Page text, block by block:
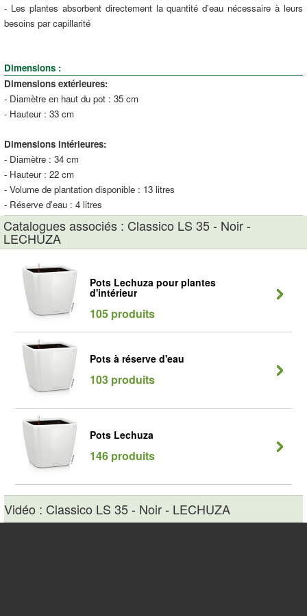
- Les plantes absorbent directement la quantité d'eau nécessaire à leurs
besoins par capillarité
Dimensions :
Dimensions extérieures:
- Diamètre en haut du pot : 35 cm
- Hauteur : 33 cm
Dimensions intérieures:
- Diamètre : 34 cm
- Hauteur : 22 cm
- Volume de plantation disponible : 13 litres
- Réserve d'eau : 4 litres
Catalogues associés : Classico LS 35 - Noir -
LECHUZA
Pots Lechuza pour plantes
d'intérieur
105 produits
Pots à réserve d'eau
103 produits
Pots Lechuza
146 produits
Vidéo : Classico LS 35 - Noir - LECHUZA